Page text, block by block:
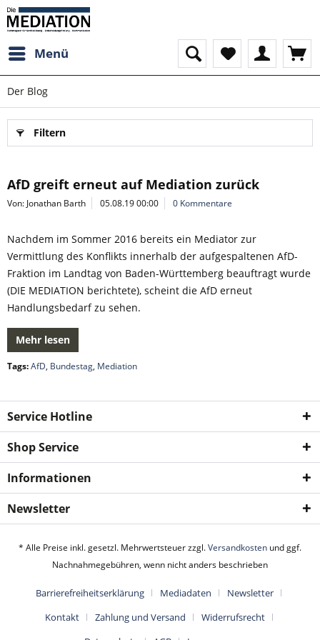
Menü
Der Blog
Filtern
AfD greift erneut auf Mediation zurück
Von: Jonathan Barth 05.08.19 00:00 0 Kommentare
Nachdem im Sommer 2016 bereits ein Mediator zur
Vermittlung des Konflikts innerhalb der aufgespaltenen AfD-
Fraktion im Landtag von Baden-Württemberg beauftragt wurde
(DIE MEDIATION berichtete), scheint die AfD erneut
Handlungsbedarf zu sehen.
Mehr lesen
Tags:AfD, Bundestag, Mediation
Service Hotline
Shop Service
Informationen
Newsletter
* Alle Preise inkl. gesetzl. Mehrwertsteuer zzgl.Versandkosten und ggf.
Nachnahmegebühren, wenn nicht anders beschrieben
Barrierefreiheitserklärung Mediadaten
Newsletter
Kontakt
Zahlung und Versand
Widerrufsrecht